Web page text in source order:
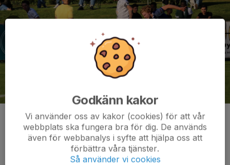
Kommentarer
Godkänn kakor
Vi använder oss av kakor (cookies) för att vår
webbplats ska fungera bra för dig. De används
även för webbanalys i syfte att hjälpa oss att
förbättra våra tjänster.
Så använder vi cookies